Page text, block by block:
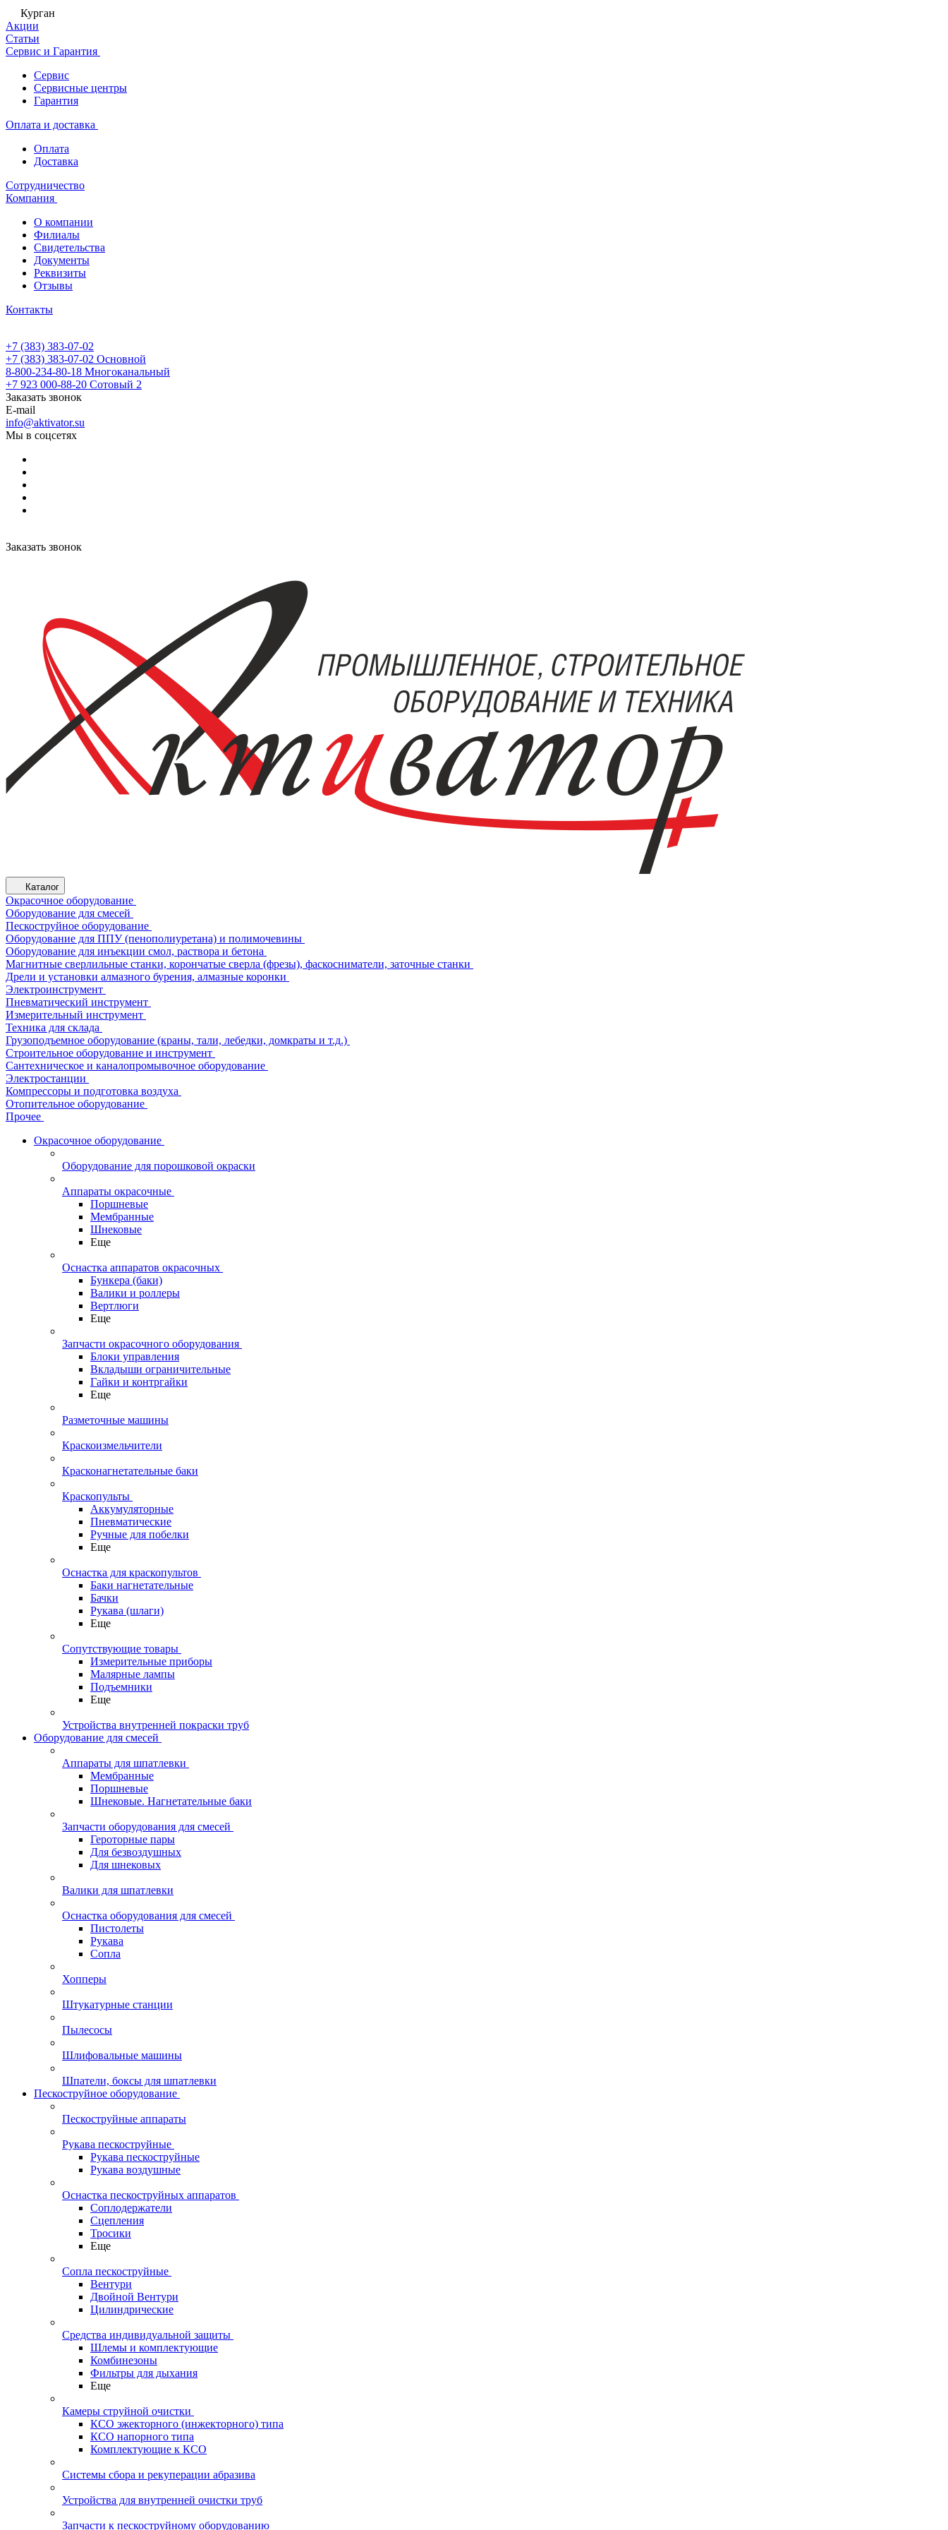
Курган
Акции
Статьи
Сервис и Гарантия
Сервис
Сервисные центры
Гарантия
Оплата и доставка
Оплата
Доставка
Сотрудничество
Компания
О компании
Филиалы
Свидетельства
Документы
Реквизиты
Отзывы
Контакты
+7 (383) 383-07-02
+7 (383) 383-07-02 Основной
8-800-234-80-18 Многоканальный
+7 923 000-88-20 Сотовый 2
Заказать звонок
E-mail
info@aktivator.su
Мы в соцсетях
Заказать звонок
Каталог
Окрасочное оборудование
Оборудование для смесей
Пескоструйное оборудование
Оборудование для ППУ (пенополиуретана) и полимочевины
Оборудование для инъекции смол, раствора и бетона
Магнитные сверлильные станки, корончатые сверла (фрезы), фаскосниматели, заточные станки
Дрели и установки алмазного бурения, алмазные коронки
Электроинструмент
Пневматический инструмент
Измерительный инструмент
Техника для склада
Грузоподъемное оборудование (краны, тали, лебедки, домкраты и т.д.)
Строительное оборудование и инструмент
Сантехническое и каналопромывочное оборудование
Электростанции
Компрессоры и подготовка воздуха
Отопительное оборудование
Прочее
Окрасочное оборудование
Оборудование для порошковой окраски
Аппараты окрасочные
Поршневые
Мембранные
Шнековые
Еще
Оснастка аппаратов окрасочных
Бункера (баки)
Валики и роллеры
Вертлюги
Еще
Запчасти окрасочного оборудования
Блоки управления
Вкладыши ограничительные
Гайки и контргайки
Еще
Разметочные машины
Краскоизмельчители
Красконагнетательные баки
Краскопульты
Аккумуляторные
Пневматические
Ручные для побелки
Еще
Оснастка для краскопультов
Баки нагнетательные
Бачки
Рукава (шлаги)
Еще
Сопутствующие товары
Измерительные приборы
Малярные лампы
Подъемники
Еще
Устройства внутренней покраски труб
Оборудование для смесей
Аппараты для шпатлевки
Мембранные
Поршневые
Шнековые. Нагнетательные баки
Запчасти оборудования для смесей
Героторные пары
Для безвоздушных
Для шнековых
Валики для шпатлевки
Оснастка оборудования для смесей
Пистолеты
Рукава
Сопла
Хопперы
Штукатурные станции
Пылесосы
Шлифовальные машины
Шпатели, боксы для шпатлевки
Пескоструйное оборудование
Пескоструйные аппараты
Рукава пескоструйные
Рукава пескоструйные
Рукава воздушные
Оснастка пескоструйных аппаратов
Соплодержатели
Сцепления
Тросики
Еще
Сопла пескоструйные
Вентури
Двойной Вентури
Цилиндрические
Средства индивидуальной защиты
Шлемы и комплектующие
Комбинезоны
Фильтры для дыхания
Еще
Камеры струйной очистки
КСО эжекторного (инжекторного) типа
КСО напорного типа
Комплектующие к КСО
Системы сбора и рекуперации абразива
Устройства для внутренней очистки труб
Запчасти к пескоструйному оборудованию